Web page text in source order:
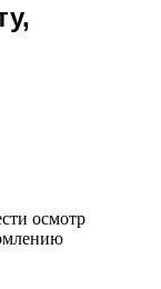
осмотр